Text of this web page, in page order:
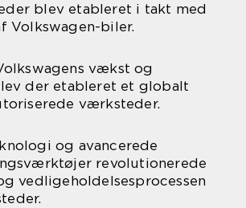
blev etableret i takt med
Volkswagen-biler.
vækst og
der etableret et globalt
værksteder.
og avancerede
revolutionerede
vedligeholdelsesprocessen